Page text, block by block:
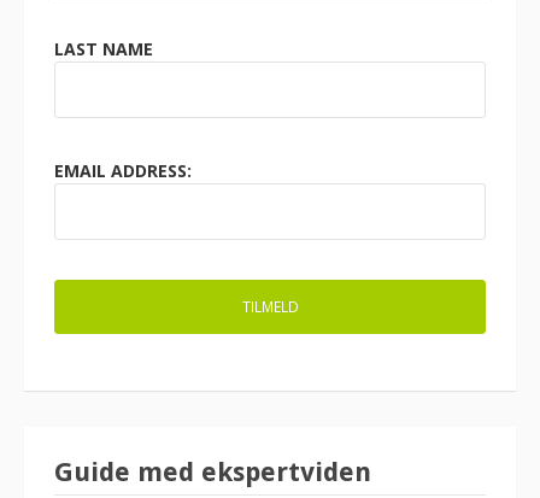
LAST NAME
EMAIL ADDRESS:
Guide med ekspertviden